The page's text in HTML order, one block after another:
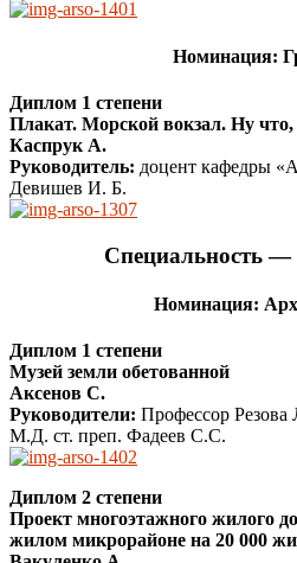
Номинация:
Диплом 1 степени
Плакат. Морской вокзал. Ну что,
Каспрук А.
Руководитель: доцент кафедры
Девишев И. Б.
Специальность —
Номинация:
Диплом 1 степени
Музей земли обетованной
Аксенов С.
Руководители: Профессор
М.Д. ст. преп. Фадеев С.С.
Диплом 2 степени
Проект многоэтажного жилого
жилом микрорайоне на 20 000